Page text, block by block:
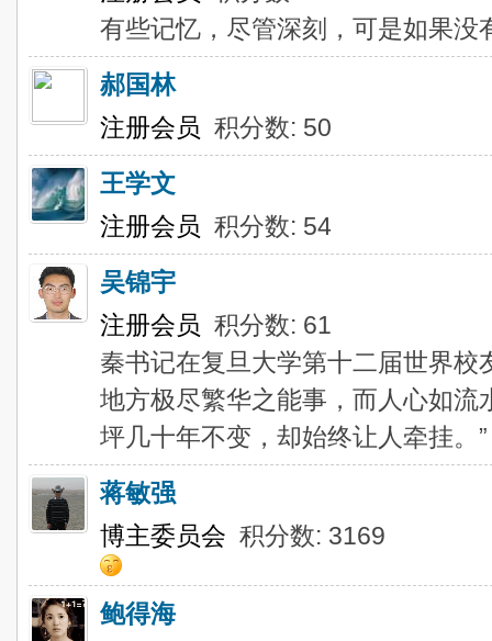
有些记忆，尽管深刻，可是如果没
郝国林
注册会员 积分数: 50
王学文
注册会员 积分数: 54
吴锦宇
注册会员 积分数: 61
秦书记在复旦大学第十二届世界校
地方极尽繁华之能事，而人心如
坪几十年不变，却始终让人牵挂。”
蒋敏强
博主委员会 积分数: 3169
鲍得海